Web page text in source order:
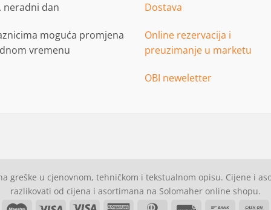
neradni dan
moguća promjena
vremenu
Dostava
Online rezervacija i
preuzimanje u marketu
OBI neweletter
greške u cjenovnom, tehničkom i tekstualnom opisu. Cijene i
razlikovati od cijena i asortimana na Solomaher online shopu.